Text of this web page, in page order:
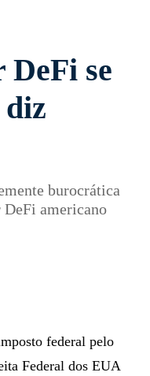
se
diz
burocrática
americano
federal pelo
Federal dos EUA